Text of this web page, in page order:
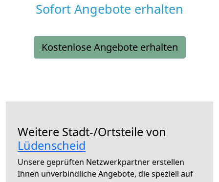
Sofort Angebote erhalten
Kostenlose Angebote erhalten
Weitere Stadt-/Ortsteile von
Lüdenscheid
Unsere geprüften Netzwerkpartner erstellen
Ihnen unverbindliche Angebote, die speziell auf